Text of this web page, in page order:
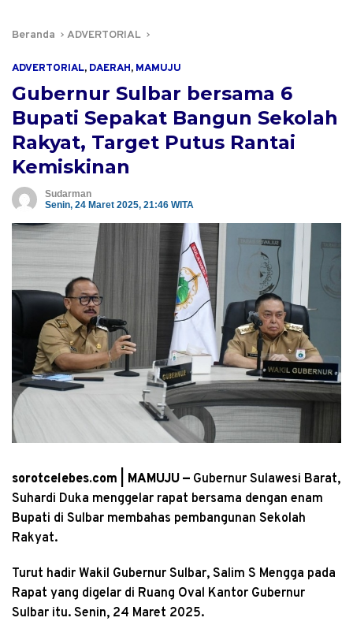
Beranda ADVERTORIAL
ADVERTORIAL, DAERAH, MAMUJU
Gubernur Sulbar bersama 6
Bupati Sepakat Bangun Sekolah
Rakyat, Target Putus Rantai
Kemiskinan
Sudarman
Senin, 24 Maret 2025, 21:46 WITA
sorotcelebes.com | MAMUJU — Gubernur Sulawesi Barat,
Suhardi Duka menggelar rapat bersama dengan enam
Bupati di Sulbar membahas pembangunan Sekolah
Rakyat.
Turut hadir Wakil Gubernur Sulbar, Salim S Mengga pada
Rapat yang digelar di Ruang Oval Kantor Gubernur
Sulbar itu. Senin, 24 Maret 2025.